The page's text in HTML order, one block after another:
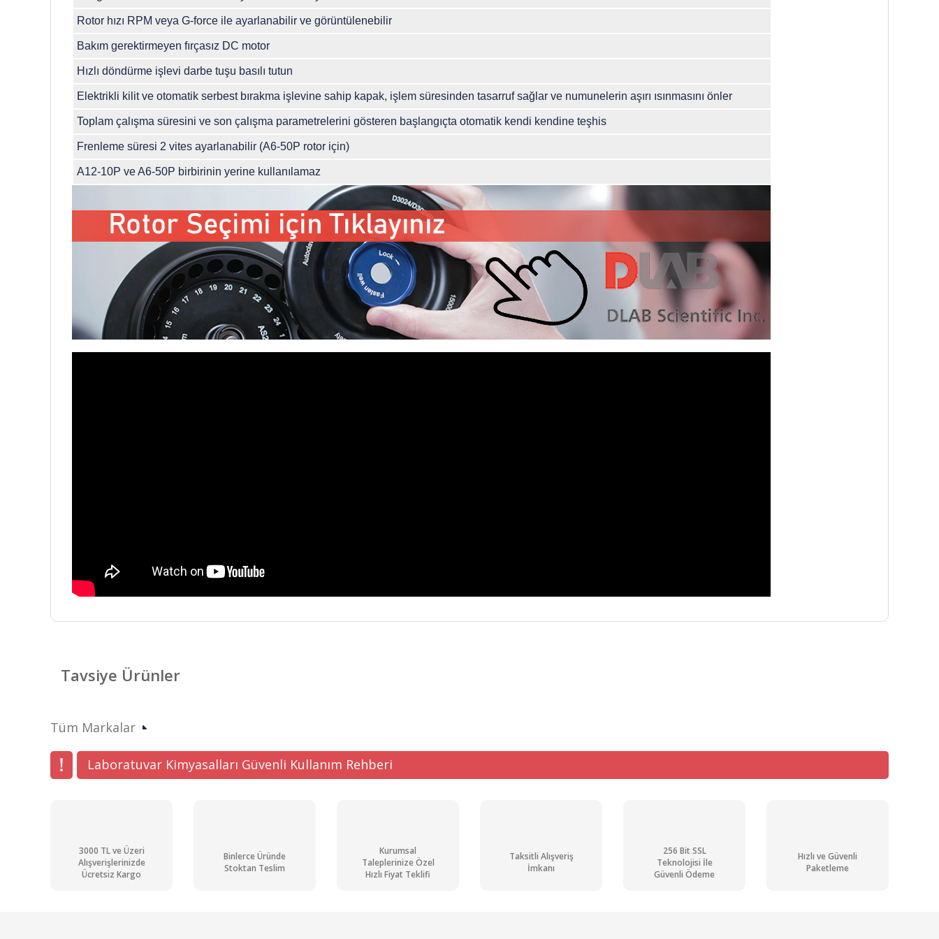
Rotor hızı RPM veya G-force ile ayarlanabilir ve görüntülenebilir
Bakım gerektirmeyen fırçasız DC motor
Hızlı döndürme işlevi darbe tuşu basılı tutun
Elektrikli kilit ve otomatik serbest bırakma işlevine sahip kapak, işlem süresinden tasarruf sağlar ve numunelerin aşırı ısınmasını önler
Toplam çalışma süresini ve son çalışma parametrelerini gösteren başlangıçta otomatik kendi kendine teşhis
Frenleme süresi 2 vites ayarlanabilir (A6-50P rotor için)
A12-10P ve A6-50P birbirinin yerine kullanılamaz
Ürün bilgilerinde hatalar bulunuyor.
Bu ürüne benzer farklı alternatifler olmalı.
Tavsiye Ürünler
Tüm Markalar
Laboratuvar Kimyasalları Güvenli Kullanım Rehberi
3000 TL ve Üzeri
Alışverişlerinizde
Ücretsiz Kargo
Binlerce Üründe
Stoktan Teslim
Kurumsal
Taleplerinize Özel
Hızlı Fiyat Teklifi
Taksitli Alışveriş
İmkanı
256 Bit SSL
Teknolojisi İle
Güvenli Ödeme
Hızlı ve Güvenli
Paketleme